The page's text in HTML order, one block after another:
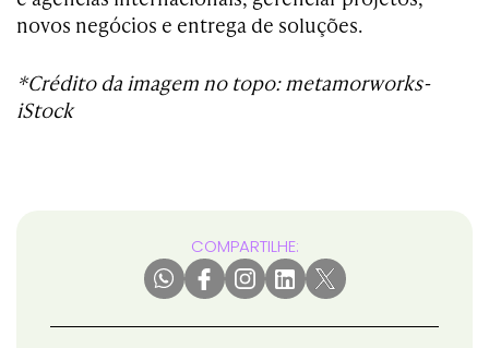
novos negócios e entrega de soluções.
*Crédito da imagem no topo: metamorworks-
iStock
COMPARTILHE: